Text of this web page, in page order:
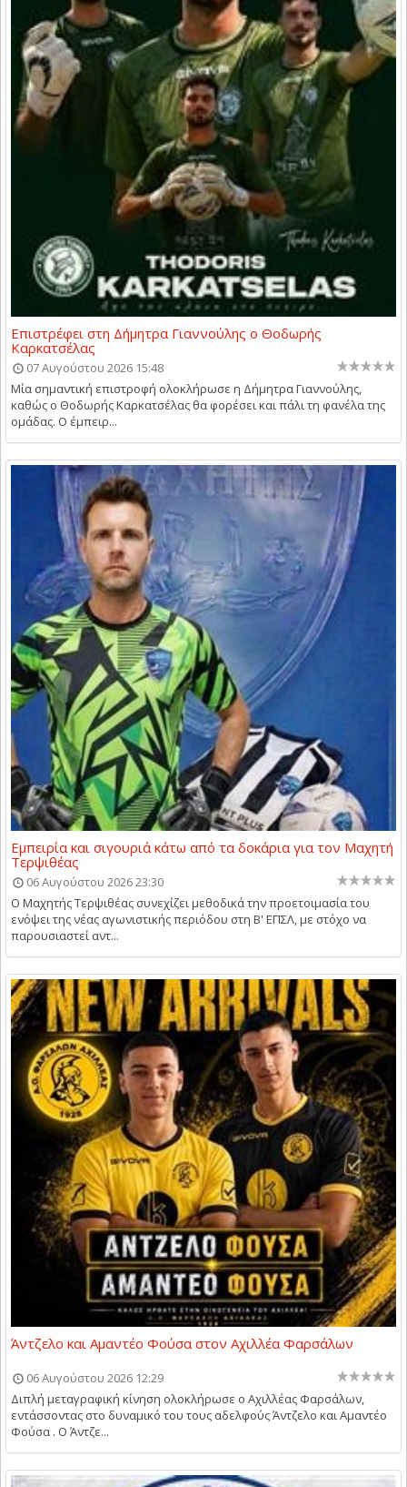
Επιστρέφει στη Δήμητρα Γιαννούλης ο Θοδωρής
Καρκατσέλας
07 Αυγούστου 2026 15:48
Μία σημαντική επιστροφή ολοκλήρωσε η Δήμητρα Γιαννούλης,
καθώς ο Θοδωρής Καρκατσέλας θα φορέσει και πάλι τη φανέλα της
ομάδας. Ο έμπειρ...
Εμπειρία και σιγουριά κάτω από τα δοκάρια για τον Μαχητή
Τερψιθέας
06 Αυγούστου 2026 23:30
Ο Μαχητής Τερψιθέας συνεχίζει μεθοδικά την προετοιμασία του
ενόψει της νέας αγωνιστικής περιόδου στη Β' ΕΠΣΛ, με στόχο να
παρουσιαστεί αντ...
Άντζελο και Αμαντέο Φούσα στον Αχιλλέα Φαρσάλων
06 Αυγούστου 2026 12:29
Διπλή μεταγραφική κίνηση ολοκλήρωσε ο Αχιλλέας Φαρσάλων,
εντάσσοντας στο δυναμικό του τους αδελφούς Άντζελο και Αμαντέο
Φούσα . Ο Άντζε...